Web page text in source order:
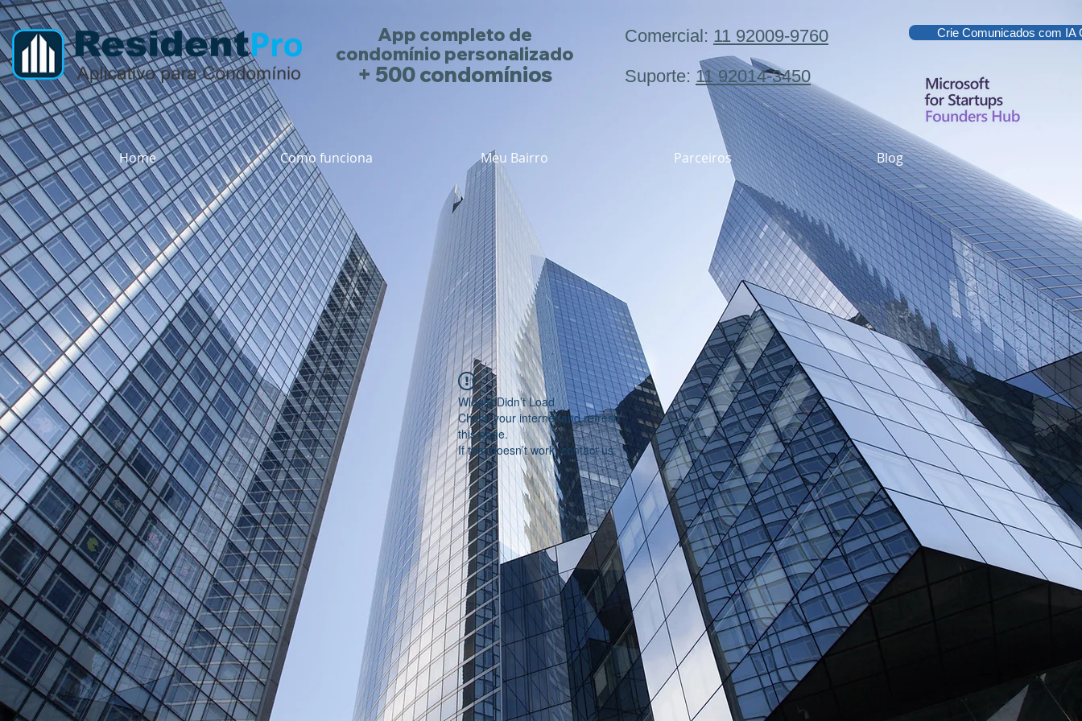
App completo de
condomínio personalizado
+ 500 condomínios
Comercial: 11 92009-9760
Suporte: 11 92014-3450
Crie Comunicados com IA
Home Como funciona Meu Bairro Parceiros Blog
Widget Didn’t Load
Check your internet and refresh
this page.
If that doesn’t work, contact us.